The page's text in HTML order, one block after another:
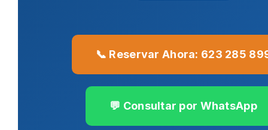
📞 Reservar Ahora: 623 285
💬 Consultar por WhatsApp